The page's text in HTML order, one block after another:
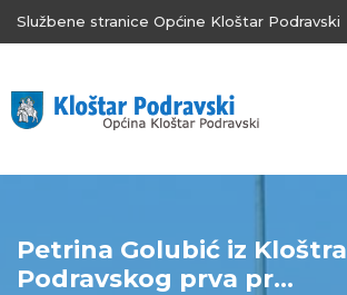
Službene stranice Općine Kloštar Podravski
Petrina Golubić iz Kloštra
Podravskog prva pr...